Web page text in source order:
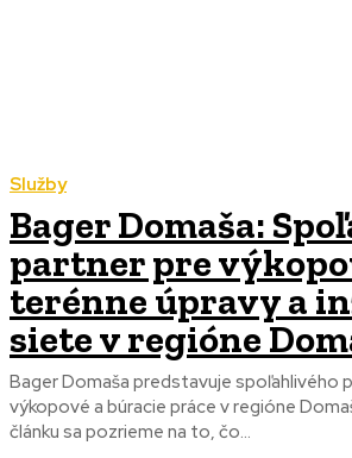
Služby
Bager Domaša:
partner pre
terénne úpravy a
siete v regióne
Bager Domaša predstavuje spoľahlivého
výkopové a búracie práce v regióne
článku sa pozrieme na to, čo...